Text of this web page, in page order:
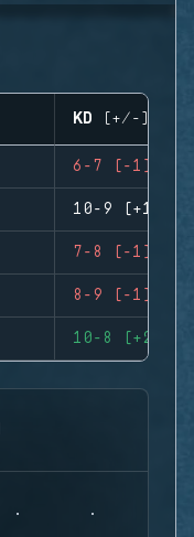
KD (+/-)
6-7 (-1)
10-9 (+1)
7-8 (-1)
8-9 (-1)
10-8 (+2)